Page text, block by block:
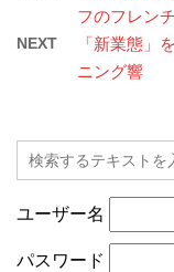
フのフレン
NEXT
「新業態」
ニング響
ユーザー名
パスワード